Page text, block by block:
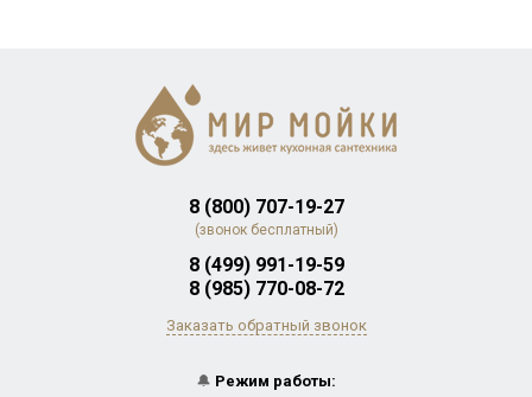
8 (800) 707-19-27
(звонок бесплатный)
8 (499) 991-19-59
8 (985) 770-08-72
Заказать обратный звонок
🔔 Режим работы: